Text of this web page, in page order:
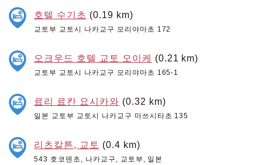
호텔 수기초 (0.19 km)
교토부 교토시 나카교구 모리야마초 172
오크우드 호텔 교토 오이케 (0.21 km)
교토부 교토시 나카교구 모리야마초 165-1
료리 료칸 요시카와 (0.32 km)
일본 교토부 교토시 나카교구 마쓰시타초 135
리츠칼튼, 교토 (0.4 km)
543 호코덴초, 나카교구, 교토부, 일본